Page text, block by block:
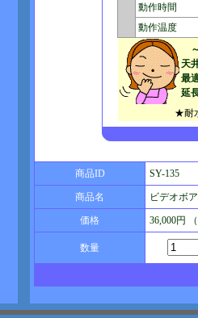
動作時間
動作温度
天
最
延
★耐
商品ID SY-135
商品名 ビデオボ
価格 36,000円
数量